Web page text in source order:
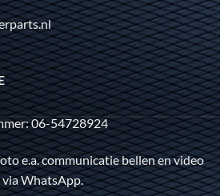
06-54728924
e.a. communicatie bellen en video
WhatsApp.